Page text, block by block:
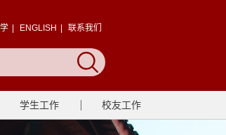
ENGLISH 联系我们
学生工作 校友工作